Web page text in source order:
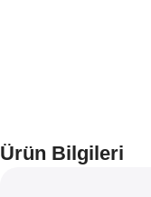
Ürün Bilgileri